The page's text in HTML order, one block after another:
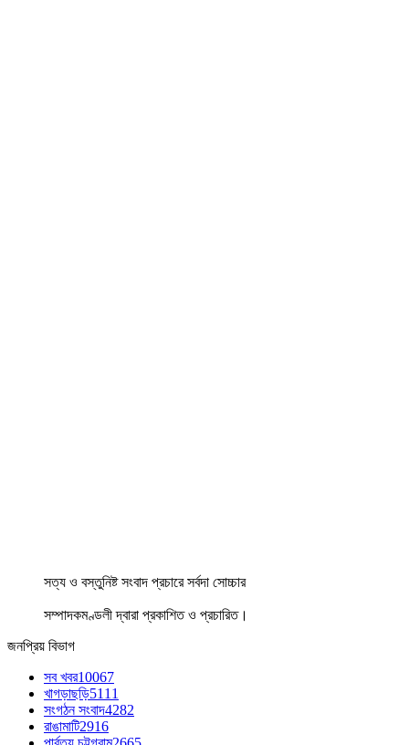
সত্য ও বস্তুনিষ্ট সংবাদ প্রচারে সর্বদা সোচ্চার
সম্পাদকমণ্ডলী দ্বারা প্রকাশিত ও প্রচারিত।
জনপ্রিয় বিভাগ
সব খবর10067
খাগড়াছড়ি5111
সংগঠন সংবাদ4282
রাঙামাটি2916